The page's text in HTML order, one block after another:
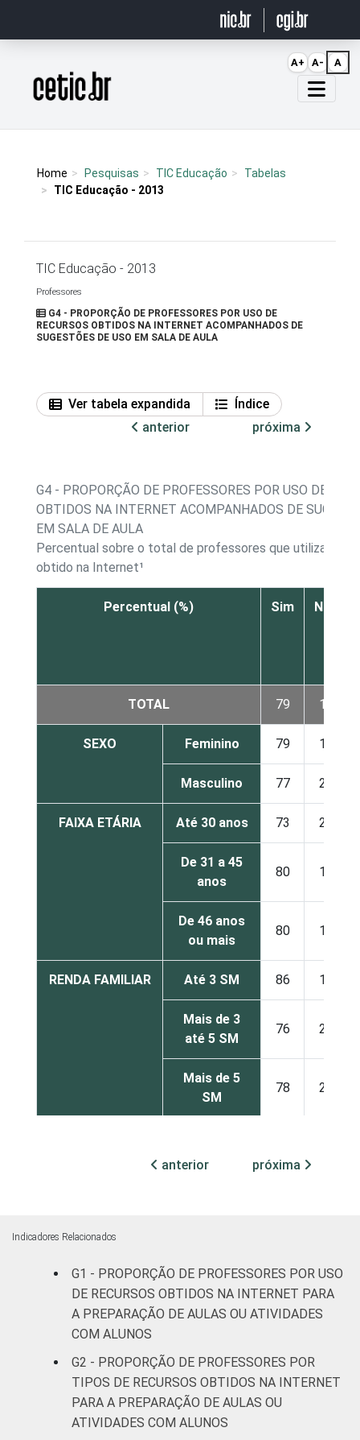
Página inicial
Home Pesquisas TIC Educação
Tabelas
TIC Educação - 2013
TIC Educação - 2013
Professores
G4 - PROPORÇÃO DE PROFESSORES POR USO DE
RECURSOS OBTIDOS NA INTERNET ACOMPANHADOS DE
SUGESTÕES DE USO EM SALA DE AULA
Ver tabela expandida
Índice
anterior
próxima
G4 - PROPORÇÃO DE PROFESSORES POR USO DE
OBTIDOS NA INTERNET ACOMPANHADOS DE
EM SALA DE AULA
Percentual sobre o total de professores que utilizaram
obtido na Internet¹
Percentual (%) Sim Não
TOTAL 79 19
SEXO Feminino 79 19
Masculino 77 21
FAIXA ETÁRIA Até 30 anos 73 24
De 31 a 45
anos
80 19
De 46 anos
ou mais
80 17
RENDA FAMILIAR Até 3 SM 86 12
Mais de 3
até 5 SM
76 21
Mais de 5
SM
78 21
REGIÃO Norte 84 12
Nordeste 83 14
Sudeste
anterior próxima
Indicadores Relacionados
G1 - PROPORÇÃO DE PROFESSORES POR USO
DE RECURSOS OBTIDOS NA INTERNET PARA
A PREPARAÇÃO DE AULAS OU ATIVIDADES
COM ALUNOS
G2 - PROPORÇÃO DE PROFESSORES POR
TIPOS DE RECURSOS OBTIDOS NA INTERNET
PARA A PREPARAÇÃO DE AULAS OU
ATIVIDADES COM ALUNOS
A+ A- A